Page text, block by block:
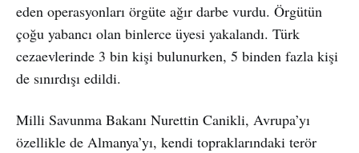
eden operasyonları örgüte ağır darbe vurdu. Örgütün
çoğu yabancı olan binlerce üyesi yakalandı. Türk
cezaevlerinde 3 bin kişi bulunurken, 5 binden fazla kişi
de sınırdışı edildi.
Milli Savunma Bakanı Nurettin Canikli, Avrupa’yı
özellikle de Almanya’yı, kendi topraklarındaki terör